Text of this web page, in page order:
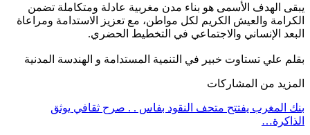
يبقى الهدف الأسمى هو بناء مدن مغربية عادلة ومتكاملة تضمن
الكرامة والعيش الكريم لكل مواطن، مع تعزيز الاستدامة ومراعاة
البعد الإنساني والاجتماعي في التخطيط الحضري.
بقلم علي تستاوت خبير في التنمية المستدامة و الهندسة المدنية
المزيد من المشاركات
بنك المغرب يفتتح متحف النقود بفاس . . صرح ثقافي يوثق
الذاكرة…